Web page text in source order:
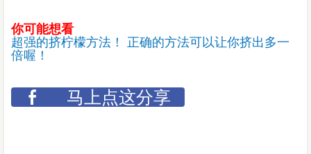
你可能想看
超强的挤柠檬方法！ 正确的方法可以让你挤出多一
倍喔！
马上点这分享